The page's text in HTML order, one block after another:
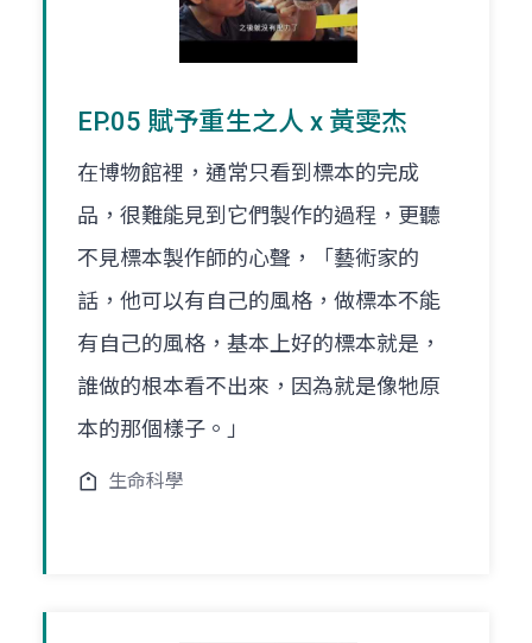
EP.05 賦予重生之人 x 黃雯杰
在博物館裡，通常只看到標本的完成
品，很難能見到它們製作的過程，更聽
不見標本製作師的心聲，「藝術家的
話，他可以有自己的風格，做標本不能
有自己的風格，基本上好的標本就是，
誰做的根本看不出來，因為就是像牠原
本的那個樣子。」
生命科學